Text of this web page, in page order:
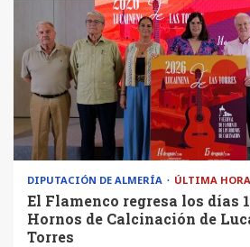
DIPUTACIÓN DE ALMERÍA ÚLTIMA HORA
El Flamenco regresa los días
Hornos de Calcinación de
Torres